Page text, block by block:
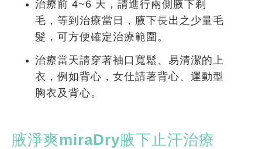
治療前 4~6 天，請進行兩側腋下剃
毛，等到治療當日，腋下長出之少量毛
髮，可方便確定治療範圍。
治療當天請穿著袖口寬鬆、易清潔的上
衣，例如背心，女仕請著背心、運動型
胸衣及背心。
腋淨爽miraDry腋下止汗治療